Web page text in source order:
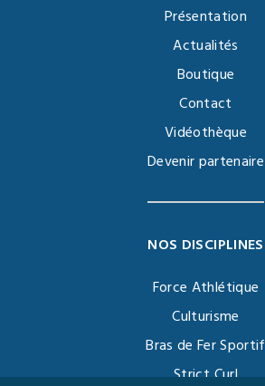
Présentation
Actualités
Boutique
Contact
Vidéothèque
Devenir partenaire
NOS DISCIPLINES
Force Athlétique
Culturisme
Bras de Fer Sportif
Strict Curl